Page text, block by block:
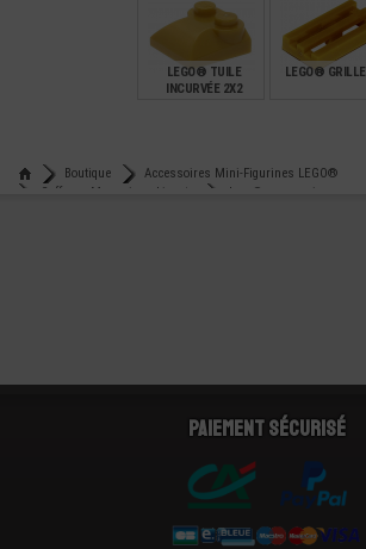
14,90
LEGO® TUILE
INCURVÉE 2X2
LEGO®
Boutique
Accessoires Mini-Figurines LEGO®
Coffres - Monnaies - Lingots
Lego® accessoire
Paiement sécurisé